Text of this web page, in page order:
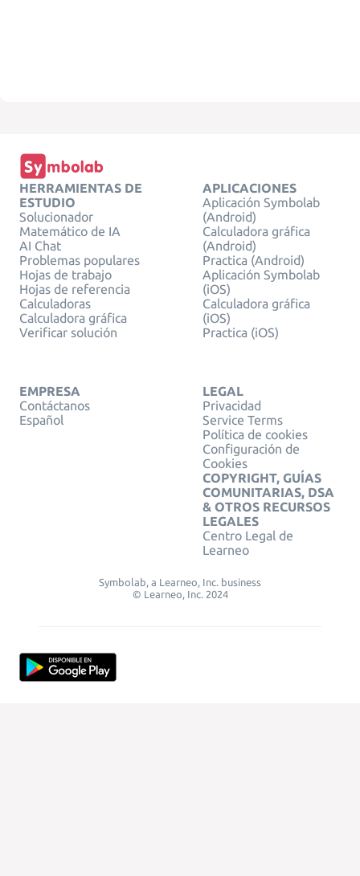
HERRAMIENTAS DE
ESTUDIO
Solucionador
Matemático de IA
AI Chat
Problemas populares
Hojas de trabajo
Hojas de referencia
Calculadoras
Calculadora gráfica
Verificar solución
APLICACIONES
Aplicación Symbolab
(Android)
Calculadora gráfica
(Android)
Practica (Android)
Aplicación Symbolab
(iOS)
Calculadora gráfica
(iOS)
Practica (iOS)
EMPRESA
Contáctanos
Español
LEGAL
Privacidad
Service Terms
Política de cookies
Configuración de
Cookies
COPYRIGHT, GUÍAS
COMUNITARIAS, DSA
& OTROS RECURSOS
LEGALES
Centro Legal de
Learneo
Symbolab, a Learneo, Inc. business
© Learneo, Inc. 2024